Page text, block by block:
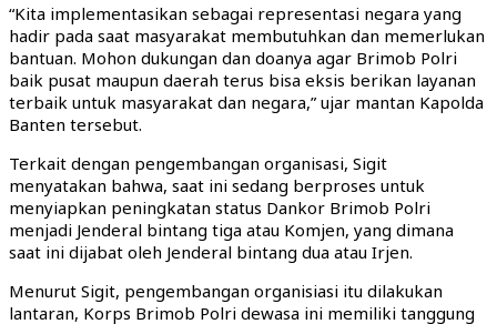
“Kita implementasikan sebagai representasi negara yang
hadir pada saat masyarakat membutuhkan dan memerlukan
bantuan. Mohon dukungan dan doanya agar Brimob Polri
baik pusat maupun daerah terus bisa eksis berikan layanan
terbaik untuk masyarakat dan negara,” ujar mantan Kapolda
Banten tersebut.
Terkait dengan pengembangan organisasi, Sigit
menyatakan bahwa, saat ini sedang berproses untuk
menyiapkan peningkatan status Dankor Brimob Polri
menjadi Jenderal bintang tiga atau Komjen, yang dimana
saat ini dijabat oleh Jenderal bintang dua atau Irjen.
Menurut Sigit, pengembangan organisiasi itu dilakukan
lantaran, Korps Brimob Polri dewasa ini memiliki tanggung